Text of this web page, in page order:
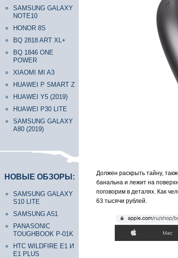
SAMSUNG GALAXY
NOTE10
HONOR 8S
BQ 2818 ART XL+
BQ 1846 ONE
POWER
XIAOMI MI A3
HUAWEI P SMART Z
HUAWEI Y5 (2019)
HUAWEI P30 LITE
SAMSUNG GALAXY
A80 (2019)
НОВЫЕ ОБЗОРЫ:
SAMSUNG GALAXY
S10 LITE
SAMSUNG A51
PANASONIC
TOUGHBOOK P-01K
HTC WILDFIRE E1 И
E1 PLUS
Должен раскрыть тайну,
банальна и лежит на
поговорим в деталях. Как
63 тысячи рублей.